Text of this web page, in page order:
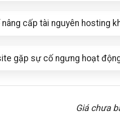
cấp tài nguyên hosting
gặp sự cố ngưng hoạt
Giá chưa